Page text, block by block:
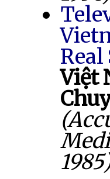
Việt